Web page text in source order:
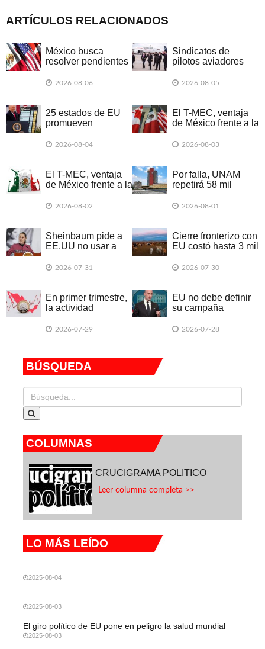
ARTÍCULOS RELACIONADOS
México busca
resolver pendientes
2026: Concamin
2026-08-06
Sindicatos de
pilotos aviadores
incluirlos en
2026-08-05
25 estados de EU
promueven
por nuevos
2026-08-04
El T-MEC, ventaja
de México frente a la
2026-08-03
El T-MEC, ventaja
de México frente a la
2026-08-02
Por falla, UNAM
repetirá 58 mil
presencial
2026-08-01
Sheinbaum pide a
EE.UU no usar a
electoral
2026-07-31
Cierre fronterizo con
EU costó hasta 3 mil
2026-07-30
En primer trimestre,
la actividad
en 20 entidades
2026-07-29
EU no debe definir
su campaña
México, dice
2026-07-28
BÚSQUEDA
COLUMNAS
CRUCIGRAMA POLITICO
Leer columna completa >>
LO MÁS LEÍDO
2025-08-04
2025-08-03
El giro político de EU pone en peligro la salud mundial
2025-08-03